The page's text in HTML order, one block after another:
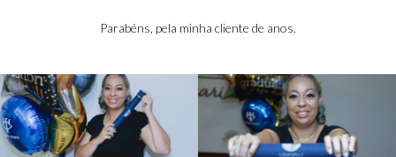
Parabéns, pela minha cliente de anos.